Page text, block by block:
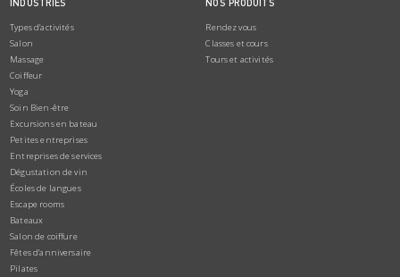
Types d’activités
Salon
Massage
Coiffeur
Yoga
Soin Bien-être
Excursions en bateau
Petites entreprises
Entreprises de services
Dégustation de vin
Écoles de langues
Escape rooms
Bateaux
Salon de coiffure
Fêtes d’anniversaire
Pilates
Rendez vous
Classes et cours
Tours et activités